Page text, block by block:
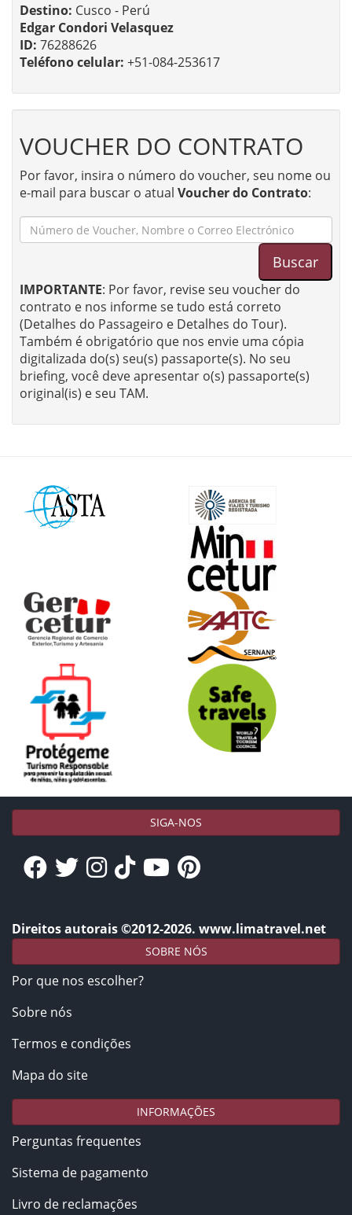
Destino: Cusco - Perú
Edgar Condori Velasquez
ID: 76288626
Teléfono celular: +51-084-253617
VOUCHER DO CONTRATO
Por favor, insira o número do voucher, seu nome ou
e-mail para buscar o atual Voucher do Contrato:
Buscar
IMPORTANTE: Por favor, revise seu voucher do
contrato e nos informe se tudo está correto
(Detalhes do Passageiro e Detalhes do Tour).
Também é obrigatório que nos envie uma cópia
digitalizada do(s) seu(s) passaporte(s). No seu
briefing, você deve apresentar o(s) passaporte(s)
original(is) e seu TAM.
SIGA-NOS
Direitos autorais ©2012-2026. www.limatravel.net
SOBRE NÓS
Por que nos escolher?
Sobre nós
Termos e condições
Mapa do site
INFORMAÇÕES
Perguntas frequentes
Sistema de pagamento
Livro de reclamações